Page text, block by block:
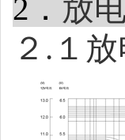
2 ． 放电
２ . １